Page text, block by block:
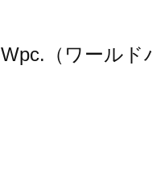
Wpc.（ワール